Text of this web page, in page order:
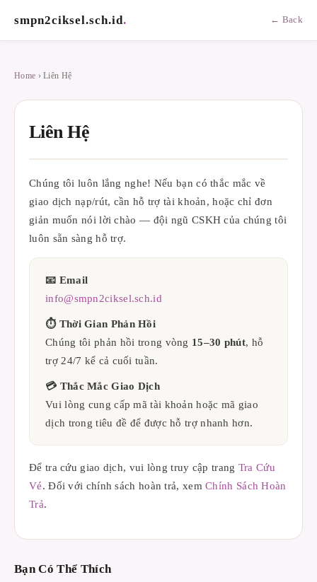
smpn2ciksel.sch.id. ← Back
Home › Liên Hệ
Liên Hệ
Chúng tôi luôn lắng nghe! Nếu bạn có thắc mắc về
giao dịch nạp/rút, cần hỗ trợ tài khoản, hoặc chỉ đơn
giản muốn nói lời chào — đội ngũ CSKH của chúng tôi
luôn sẵn sàng hỗ trợ.
📧 Email
info@smpn2ciksel.sch.id
⏱ Thời Gian Phản Hồi
Chúng tôi phản hồi trong vòng 15–30 phút, hỗ
trợ 24/7 kể cả cuối tuần.
💳 Thắc Mắc Giao Dịch
Vui lòng cung cấp mã tài khoản hoặc mã giao
dịch trong tiêu đề để được hỗ trợ nhanh hơn.
Để tra cứu giao dịch, vui lòng truy cập trang Tra Cứu
Vé. Đối với chính sách hoàn trả, xemChính Sách Hoàn
Trả.
Bạn Có Thể Thích